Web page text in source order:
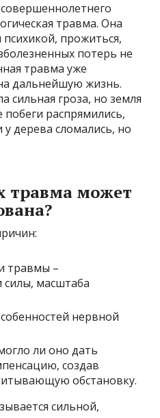
травма. Она
прожиться,
потерь не
травма уже
дальнейшую жизнь.
сильная гроза, но земля
распрямились,
дерева сломались, но
травма может
травмы –
силы, масштаба
нервной
ли оно дать
создав
обстановку.
сильной,